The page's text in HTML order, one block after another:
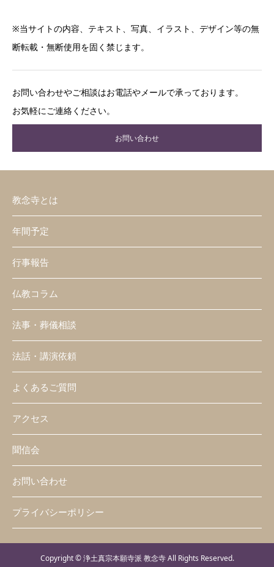
※当サイトの内容、テキスト、写真、イラスト、デザイン等の無
断転載・無断使用を固く禁じます。
お問い合わせやご相談はお電話やメールで承っております。
お気軽にご連絡ください。
お問い合わせ
教念寺とは
年間予定
行事報告
仏教コラム
法事・葬儀相談
法話・講演依頼
よくあるご質問
アクセス
聞信会
お問い合わせ
プライバシーポリシー
Copyright © 浄土真宗本願寺派 教念寺 All Rights Reserved.